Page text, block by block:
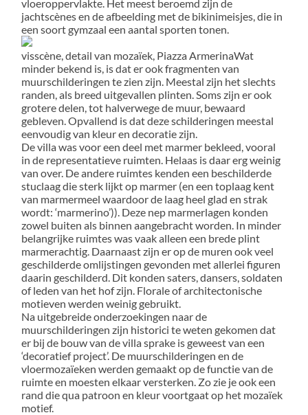
vloeroppervlakte. Het meest beroemd zijn de
jachtscènes en de afbeelding met de bikinimeisjes, die in
een soort gymzaal een aantal sporten tonen.
visscène, detail van mozaïek, Piazza ArmerinaWat
minder bekend is, is dat er ook fragmenten van
muurschilderingen te zien zijn. Meestal zijn het slechts
randen, als breed uitgevallen plinten. Soms zijn er ook
grotere delen, tot halverwege de muur, bewaard
gebleven. Opvallend is dat deze schilderingen meestal
eenvoudig van kleur en decoratie zijn.
De villa was voor een deel met marmer bekleed, vooral
in de representatieve ruimten. Helaas is daar erg weinig
van over. De andere ruimtes kenden een beschilderde
stuclaag die sterk lijkt op marmer (en een toplaag kent
van marmermeel waardoor de laag heel glad en strak
wordt: ‘marmerino’)). Deze nep marmerlagen konden
zowel buiten als binnen aangebracht worden. In minder
belangrijke ruimtes was vaak alleen een brede plint
marmerachtig. Daarnaast zijn er op de muren ook veel
geschilderde omlijstingen gevonden met allerlei figuren
daarin geschilderd. Dit konden saters, dansers, soldaten
of leden van het hof zijn. Florale of architectonische
motieven werden weinig gebruikt.
Na uitgebreide onderzoekingen naar de
muurschilderingen zijn historici te weten gekomen dat
er bij de bouw van de villa sprake is geweest van een
‘decoratief project’. De muurschilderingen en de
vloermozaïeken werden gemaakt op de functie van de
ruimte en moesten elkaar versterken. Zo zie je ook een
rand die qua patroon en kleur voortgaat op het mozaïek
motief.